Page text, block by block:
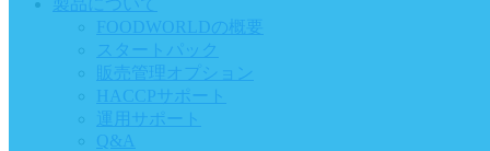
製品について
FOODWORLDの概要
スタートパック
販売管理オプション
HACCPサポート
運用サポート
Q&A